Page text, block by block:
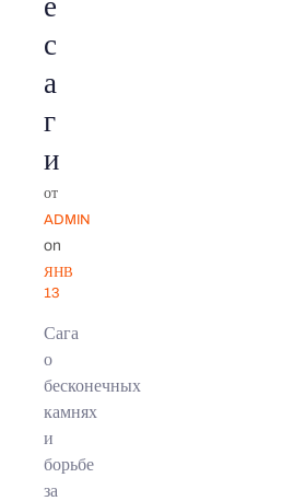
е
с
а
г
и
от
ADMIN
on
ЯНВ
13
Сага
о
бесконечных
камнях
и
борьбе
за